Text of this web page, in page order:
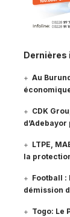
Dernières
Au
CDK
LTPE,
la
Football :
démission
Togo: Le